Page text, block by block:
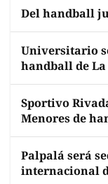
Del handball
Universitario
handball de
Sportivo
Menores de
Palpalá será
internacional